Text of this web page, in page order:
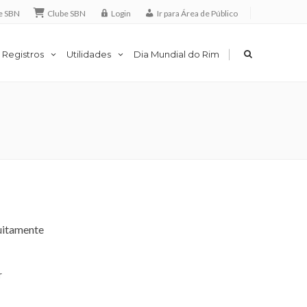
SBN Clube SBN Login Ir para Área de Público
Registros Utilidades Dia Mundial do Rim |